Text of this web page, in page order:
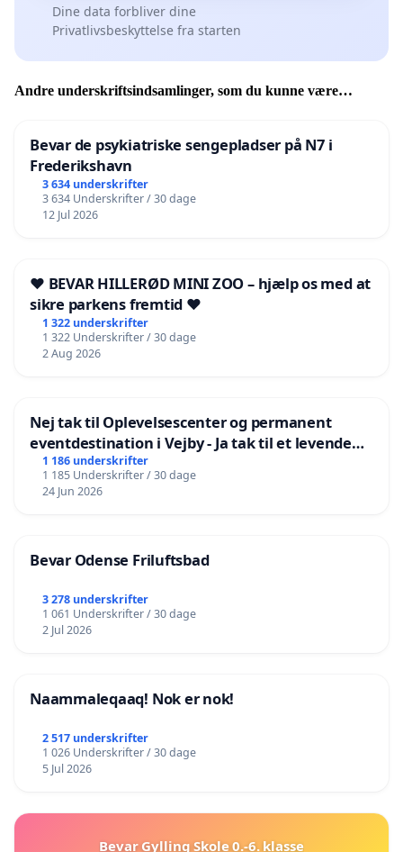
Dine data forbliver dine
Privatlivsbeskyttelse fra starten
Andre underskriftsindsamlinger, som du kunne være
Bevar de psykiatriske sengepladser på N7 i
Frederikshavn
3 634 underskrifter
3 634 Underskrifter / 30 dage
12 Jul 2026
❤️ BEVAR HILLERØD MINI ZOO – hjælp os med at
sikre parkens fremtid ❤️
1 322 underskrifter
1 322 Underskrifter / 30 dage
2 Aug 2026
Nej tak til Oplevelsescenter og permanent
eventdestination i Vejby - Ja tak til et levende
lokalområde i balance
1 186 underskrifter
1 185 Underskrifter / 30 dage
24 Jun 2026
Bevar Odense Friluftsbad
3 278 underskrifter
1 061 Underskrifter / 30 dage
2 Jul 2026
Naammaleqaaq! Nok er nok!
2 517 underskrifter
1 026 Underskrifter / 30 dage
5 Jul 2026
Bevar Gylling Skole 0.-6. klasse